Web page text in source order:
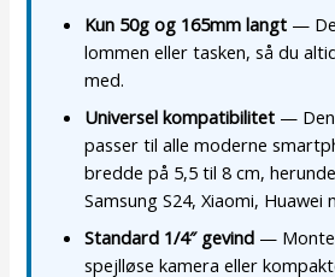
Kun 50g og 165mm langt —
lommen eller tasken, så du
med.
Universel kompatibilitet —
passer til alle moderne
bredde på 5,5 til 8 cm,
Samsung S24, Xiaomi, Huawei
Standard 1/4″ gevind —
spejlløse kamera eller